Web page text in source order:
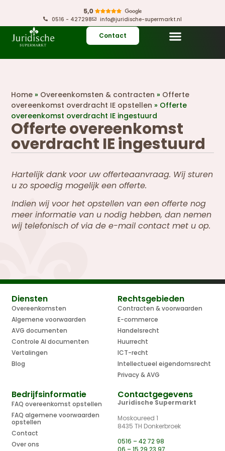
0516 - 427298 info@juridische-supermarkt.nl
Contact
Home » Overeenkomsten & contracten » Offerte
overeenkomst overdracht IE opstellen » Offerte
overeenkomst overdracht IE ingestuurd
Offerte overeenkomst
overdracht IE ingestuurd
Hartelijk dank voor uw offerteaanvraag. Wij sturen
u zo spoedig mogelijk een offerte.
Indien wij voor het opstellen van een offerte nog
meer informatie van u nodig hebben, dan nemen
wij telefonisch of via de e-mail contact met u op.
Diensten
Overeenkomsten
Algemene voorwaarden
AVG documenten
Controle AI documenten
Vertalingen
Blog
Rechtsgebieden
Contracten & voorwaarden
E-commerce
Handelsrecht
Huurrecht
ICT-recht
Intellectueel eigendomsrecht
Privacy & AVG
Bedrijfsinformatie
FAQ overeenkomst opstellen
FAQ algemene voorwaarden
opstellen
Contact
Over ons
Contactgegevens
Juridische Supermarkt
Moskoureed 1
8435 TH Donkerbroek
0516 – 42 72 98
06 – 15 29 23 97